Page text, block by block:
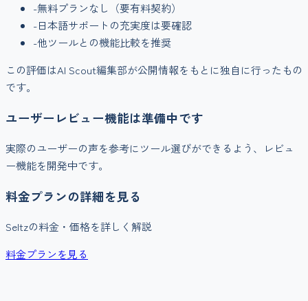
-無料プランなし（要有料契約）
-日本語サポートの充実度は要確認
-他ツールとの機能比較を推奨
この評価はAI Scout編集部が公開情報をもとに独自に行ったもの
です。
ユーザーレビュー機能は準備中です
実際のユーザーの声を参考にツール選びができるよう、レビュ
ー機能を開発中です。
料金プランの詳細を見る
Seltzの料金・価格を詳しく解説
料金プランを見る